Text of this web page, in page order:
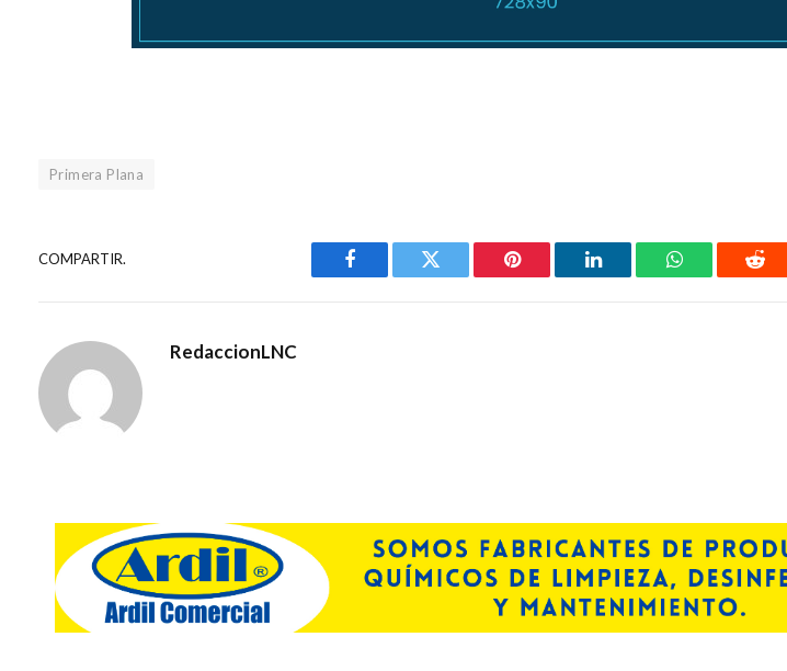
Primera Plana
COMPARTIR.
Facebook Gorjeo Pinterest LinkedIn WhatsApp
RedaccionLNC